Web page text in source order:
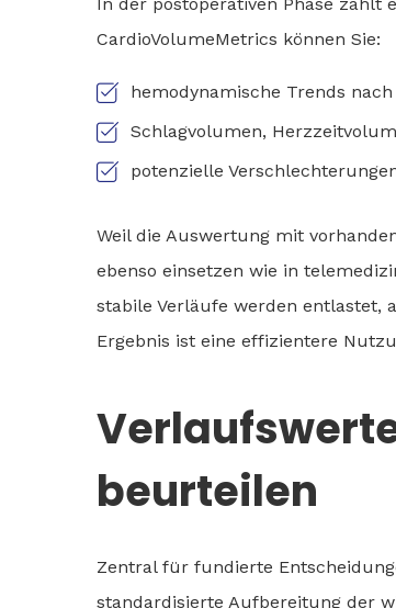
CardioVolumeMetrics können Sie:
hemodynamische Trends
Schlagvolumen,
potenzielle
Weil die Auswertung mit
ebenso einsetzen wie in
stabile Verläufe werden entlastet,
Ergebnis ist eine effizientere
beurteilen
Zentral für fundierte
standardisierte Aufbereitung der